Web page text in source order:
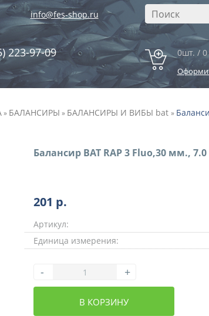
info@fes-shop.ru
223-97-09 0шт. / 0
» БАЛАНСИРЫ » БАЛАНСИРЫ И ВИБЫ bat »
Балансир BAT RAP 3 Fluo,30 мм., 7.0
201 р.
Артикул:
Единица измерения:
- +
В КОРЗИНУ